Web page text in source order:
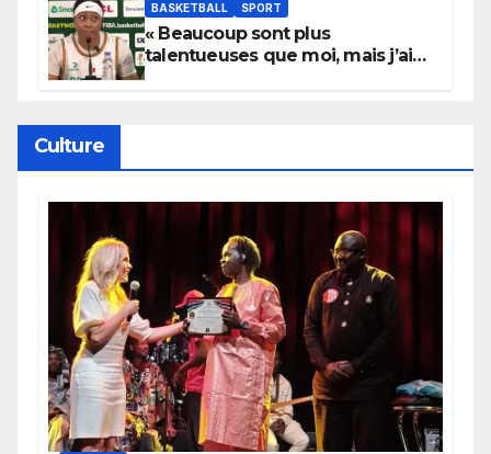
BASKETBALL SPORT
« Beaucoup sont plus
talentueuses que moi, mais j’ai
Culture